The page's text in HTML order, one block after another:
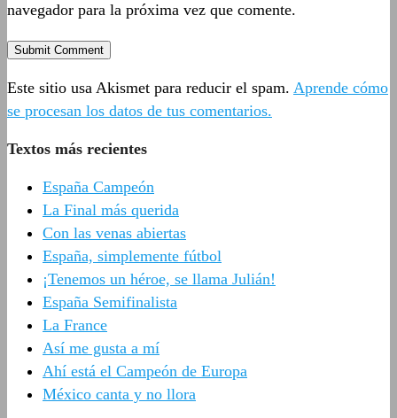
navegador para la próxima vez que comente.
Este sitio usa Akismet para reducir el spam. Aprende cómo
se procesan los datos de tus comentarios.
Textos más recientes
España Campeón
La Final más querida
Con las venas abiertas
España, simplemente fútbol
¡Tenemos un héroe, se llama Julián!
España Semifinalista
La France
Así me gusta a mí
Ahí está el Campeón de Europa
México canta y no llora